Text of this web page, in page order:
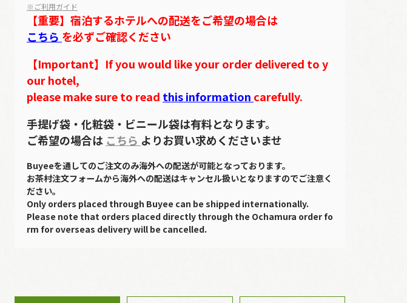
※ご利用ガイド
【重要】宿泊するホテルへの配送をご希望の場合は
こちら を必ずご確認ください
【Important】If you would like your order delivered to y
our hotel,
please make sure to read this information carefully.
手提げ袋・化粧袋・ビニール袋は有料となります。
ご希望の場合は こちら よりお買い求めくださいませ
Buyeeを通してのご注文のみ海外への配送が可能となっております。
お茶村注文フォームから海外への配送はキャンセル扱いとなりますのでご注意く
ださい。
Only orders placed through Buyee can be shipped internationally.
Please note that orders placed directly through the Ochamura order fo
rm for overseas delivery will be cancelled.